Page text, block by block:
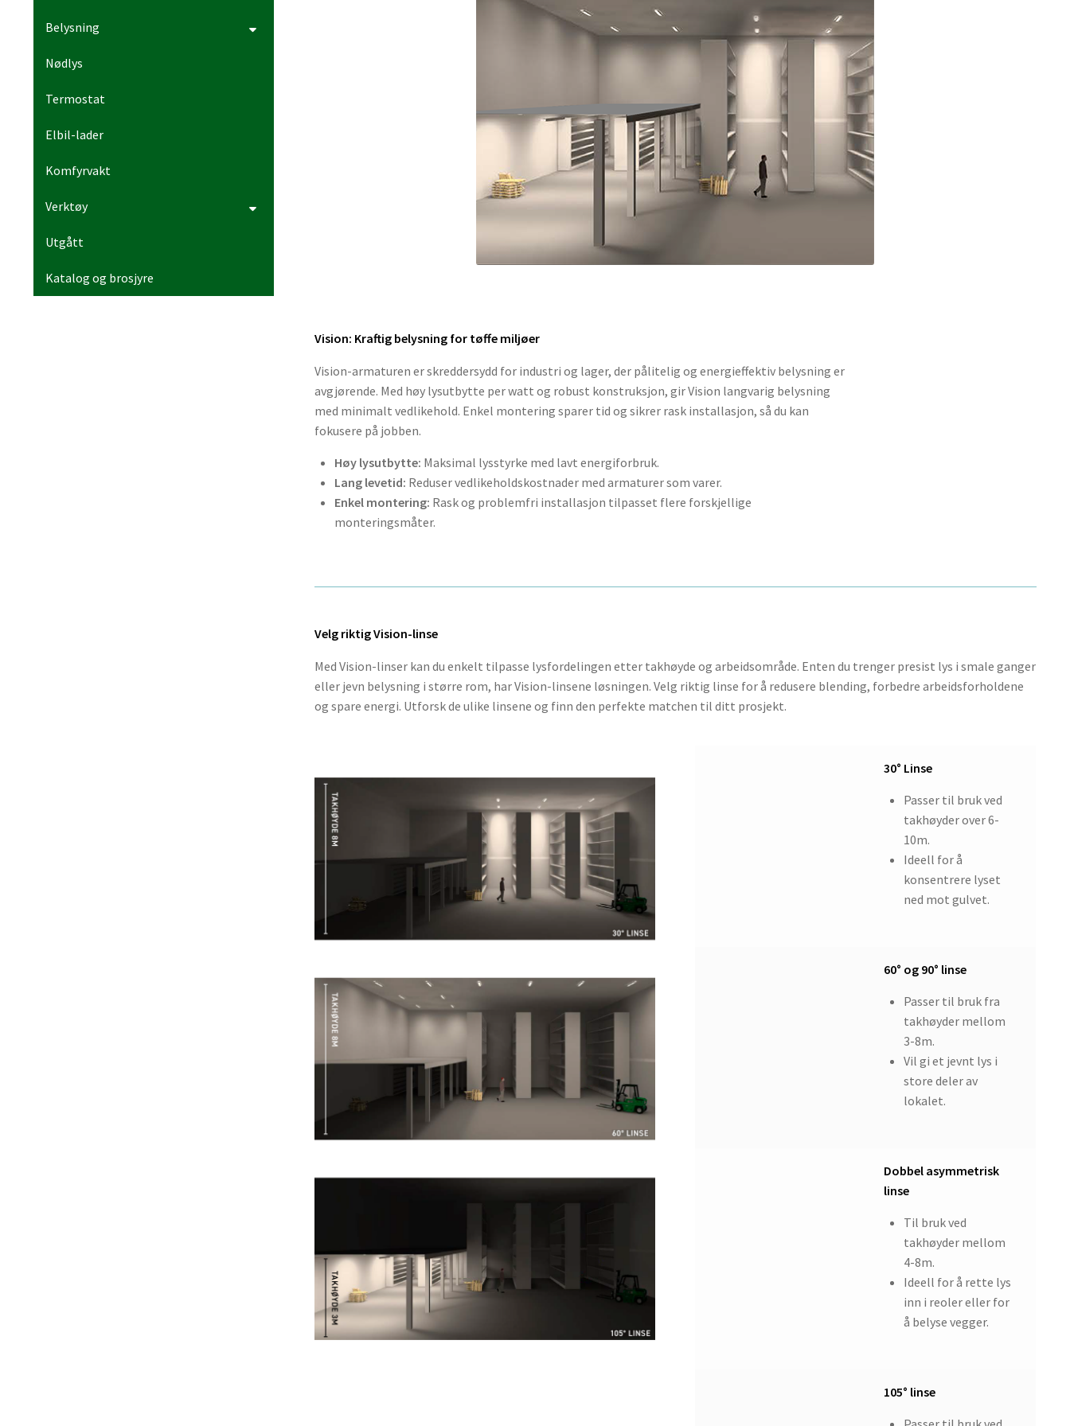
Vision: Kraftig belysning for tøffe miljøer
Vision-armaturen er skreddersydd for industri og lager, der pålitelig og energieffektiv belysning er
avgjørende. Med høy lysutbytte per watt og robust konstruksjon, gir Vision langvarig belysning
med minimalt vedlikehold. Enkel montering sparer tid og sikrer rask installasjon, så du kan
fokusere på jobben.
Høy lysutbytte: Maksimal lysstyrke med lavt energiforbruk.
Lang levetid: Reduser vedlikeholdskostnader med armaturer som varer.
Enkel montering: Rask og problemfri installasjon tilpasset flere forskjellige
monteringsmåter.
Velg riktig Vision-linse
Med Vision-linser kan du enkelt tilpasse lysfordelingen etter takhøyde og arbeidsområde. Enten du trenger presist lys i smale ganger
eller jevn belysning i større rom, har Vision-linsene løsningen. Velg riktig linse for å redusere blending, forbedre arbeidsforholdene
og spare energi. Utforsk de ulike linsene og finn den perfekte matchen til ditt prosjekt.
30° Linse
Passer til bruk ved
takhøyder over 6-
10m.
Ideell for å
konsentrere lyset
ned mot gulvet.
60° og 90° linse
Passer til bruk fra
takhøyder mellom
3-8m.
Vil gi et jevnt lys i
store deler av
lokalet.
Dobbel asymmetrisk
linse
Til bruk ved
takhøyder mellom
4-8m.
Ideell for å rette lys
inn i reoler eller for
å belyse vegger.
105° linse
Belysning
Nødlys
Termostat
Elbil-lader
Komfyrvakt
Verktøy
Utgått
Katalog og brosjyre